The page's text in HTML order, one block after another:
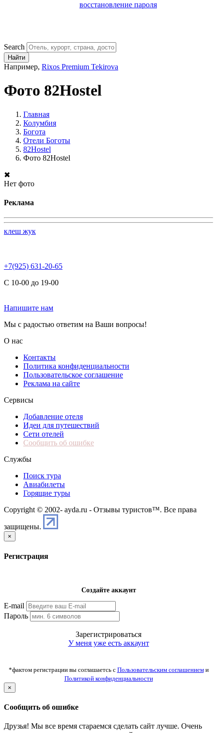
восстановление пароля
Search
Найти
Например, Rixos Premium Tekirova
Фото 82Hostel
Главная
Колумбия
Богота
Отели Боготы
82Hostel
Фото 82Hostel
✖
Нет фото
Реклама
клеш жук
+7(925) 631-20-65
С 10-00 до 19-00
Напишите нам
Мы с радостью ответим на Ваши вопросы!
О нас
Контакты
Политика конфиденциальности
Пользовательское соглашение
Реклама на сайте
Сервисы
Добавление отеля
Идеи для путешествий
Сети отелей
Сообщить об ошибке
Службы
Поиск тура
Авиабилеты
Горящие туры
Copyright © 2002- ayda.ru - Отзывы туристов™. Все права
защищены.
×
Регистрация
Создайте аккаунт
E-mail
Пароль
Зарегистрироваться
У меня уже есть аккаунт
*фактом регистрации вы соглашаетсь с Пользовательским соглашениеми
Политикой конфиденциальности
×
Сообщить об ошибке
Друзья! Мы все время стараемся сделать сайт лучше. Очень